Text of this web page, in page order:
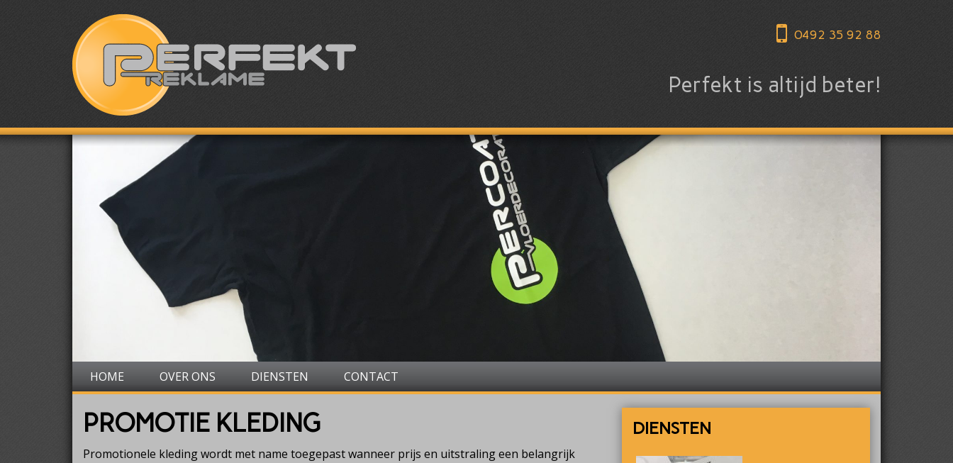
0492 35 92 88
Perfekt is altijd beter!
HOME OVER ONS DIENSTEN CONTACT
PROMOTIE KLEDING
Promotionele kleding wordt met name toegepast wanneer prijs en uitstraling een belangrijk
DIENSTEN